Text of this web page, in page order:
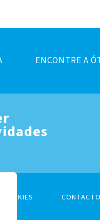
ENCONTRE A
COOKIES